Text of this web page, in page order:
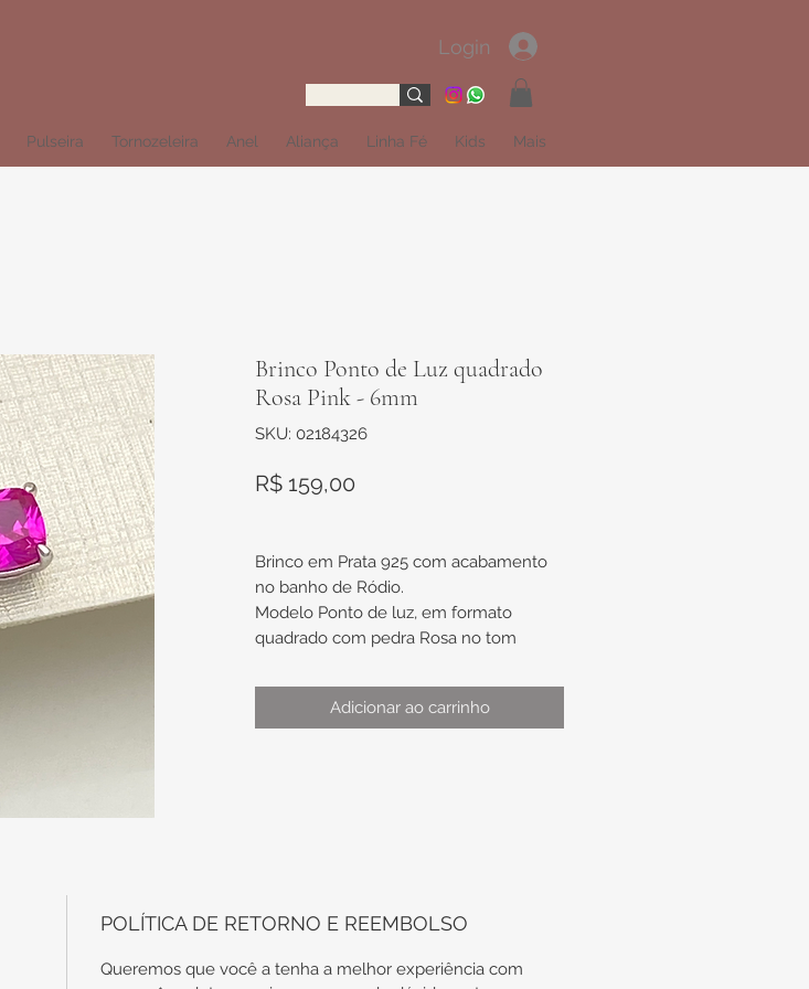
Login
Pulseira Tornozeleira Anel Aliança Linha Fé Kids Mais
Brinco Ponto de Luz quadrado
Rosa Pink - 6mm
SKU: 02184326
R$ 159,00
Brinco em Prata 925 com acabamento
no banho de Ródio.
Modelo Ponto de luz, em formato
quadrado com pedra Rosa no tom
Adicionar ao carrinho
POLÍTICA DE RETORNO E REEMBOLSO
Queremos que você a tenha a melhor experiência com